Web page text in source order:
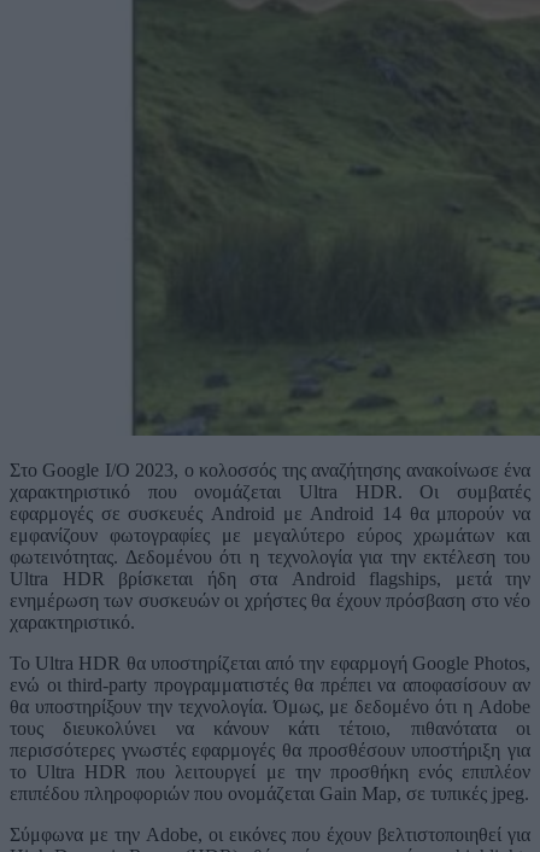
Στο Google I/O 2023, ο κολοσσός της αναζήτησης ανακοίνωσε ένα
χαρακτηριστικό που ονομάζεται Ultra HDR. Οι συμβατές
εφαρμογές σε συσκευές Android με Android 14 θα μπορούν να
εμφανίζουν φωτογραφίες με μεγαλύτερο εύρος χρωμάτων και
φωτεινότητας. Δεδομένου ότι η τεχνολογία για την εκτέλεση του
Ultra HDR βρίσκεται ήδη στα Android flagships, μετά την
ενημέρωση των συσκευών οι χρήστες θα έχουν πρόσβαση στο νέο
χαρακτηριστικό.
Το Ultra HDR θα υποστηρίζεται από την εφαρμογή Google Photos,
ενώ οι third-party προγραμματιστές θα πρέπει να αποφασίσουν αν
θα υποστηρίξουν την τεχνολογία. Όμως, με δεδομένο ότι η Adobe
τους διευκολύνει να κάνουν κάτι τέτοιο, πιθανότατα οι
περισσότερες γνωστές εφαρμογές θα προσθέσουν υποστήριξη για
το Ultra HDR που λειτουργεί με την προσθήκη ενός επιπλέον
επιπέδου πληροφοριών που ονομάζεται Gain Map, σε τυπικές jpeg.
Σύμφωνα με την Adobe, οι εικόνες που έχουν βελτιστοποιηθεί για